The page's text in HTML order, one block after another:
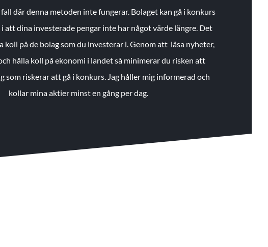
där denna metoden inte fungerar. Bolaget kan gå i konkurs
att dina investerade pengar inte har något värde längre. Det
koll på de bolag som du investerar i. Genom att läsa nyheter,
hålla koll på ekonomi i landet så minimerar du risken att
som riskerar att gå i konkurs. Jag håller mig informerad och
kollar mina aktier minst en gång per dag.